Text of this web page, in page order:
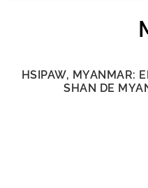
HSIPAW, MYANMAR:
SHAN DE